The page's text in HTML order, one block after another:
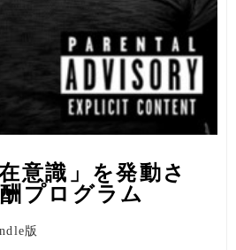
意識」を発動さ
プログラム
版